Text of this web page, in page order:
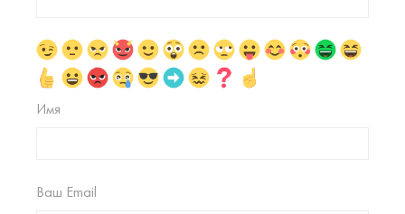
Имя
Ваш Email